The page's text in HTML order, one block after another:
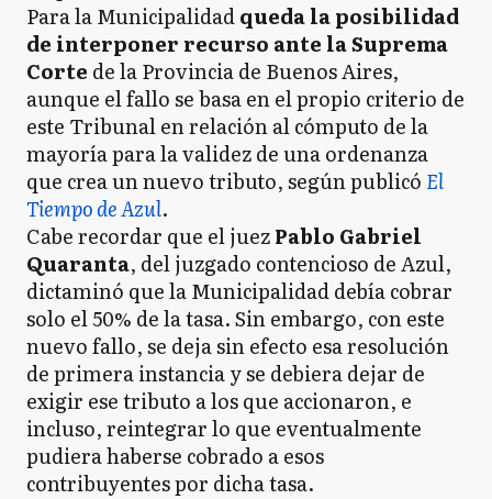
Para la Municipalidadqueda la posibilidad
de interponer recurso ante la Suprema
Corte de la Provincia de Buenos Aires,
aunque el fallo se basa en el propio criterio de
este Tribunal en relación al cómputo de la
mayoría para la validez de una ordenanza
que crea un nuevo tributo, según publicó El
Tiempo de Azul.
Cabe recordar que el juezPablo Gabriel
Quaranta, del juzgado contencioso de Azul,
dictaminó que la Municipalidad debía cobrar
solo el 50% de la tasa. Sin embargo, con este
nuevo fallo, se deja sin efecto esa resolución
de primera instancia y se debiera dejar de
exigir ese tributo a los que accionaron, e
incluso, reintegrar lo que eventualmente
pudiera haberse cobrado a esos
contribuyentes por dicha tasa.